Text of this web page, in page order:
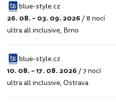
blue-
style.cz
blue-style.cz
26. 08. – 03. 09. 2026/8 nocí
ultra all inclusive, Brno
blue-
style.cz
blue-style.cz
10. 08. – 17. 08. 2026/7 nocí
ultra all inclusive,Ostrava